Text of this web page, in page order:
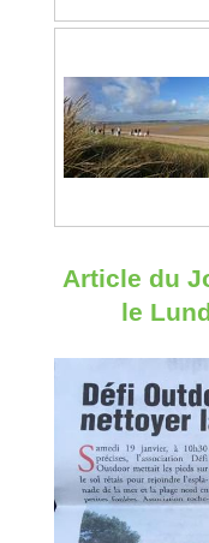
Article du
le